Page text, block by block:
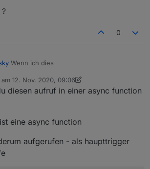
0
Wenn ich dies
(11447) script.js.Anzeige.Anzeige_Temp
at script.js.Anzeige.Anzeige_Temp:13
wird es ohne Fehler compiliert.
12. Nov. 2020, 09:06
von liv-in-sky11. Dez. 2020, 10:09
diesen aufruf in einer async function
eine async function
aufgerufen - als haupttrigger